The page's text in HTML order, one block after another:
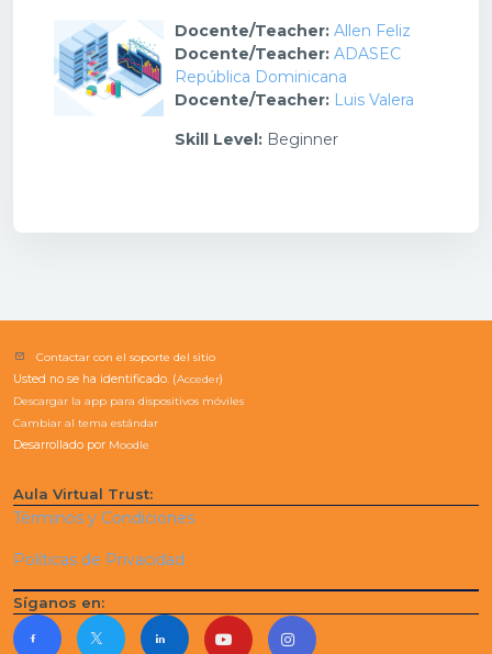
Docente/Teacher: Allen Feliz
Docente/Teacher: ADASEC
República Dominicana
Docente/Teacher: Luis Valera
Skill Level: Beginner
Contactar con el soporte del sitio
Usted no se ha identificado. (Acceder)
Descargar la app para dispositivos móviles
Cambiar al tema estándar
Desarrollado por Moodle
Aula Virtual Trust:
Términos y Condiciones
Políticas de Privacidad
Síganos en: